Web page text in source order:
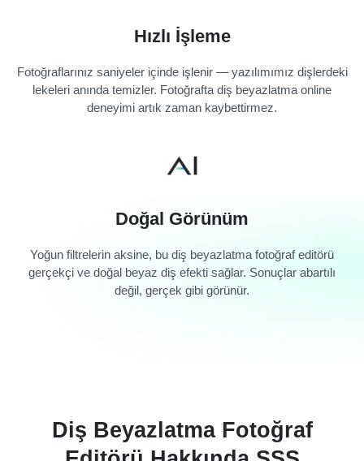
Hızlı İşleme
Fotoğraflarınız saniyeler içinde işlenir — yazılımımız dişlerdeki
lekeleri anında temizler. Fotoğrafta diş beyazlatma online
deneyimi artık zaman kaybettirmez.
Doğal Görünüm
Yoğun filtrelerin aksine, bu diş beyazlatma fotoğraf editörü
gerçekçi ve doğal beyaz diş efekti sağlar. Sonuçlar abartılı
değil, gerçek gibi görünür.
Diş Beyazlatma Fotoğraf